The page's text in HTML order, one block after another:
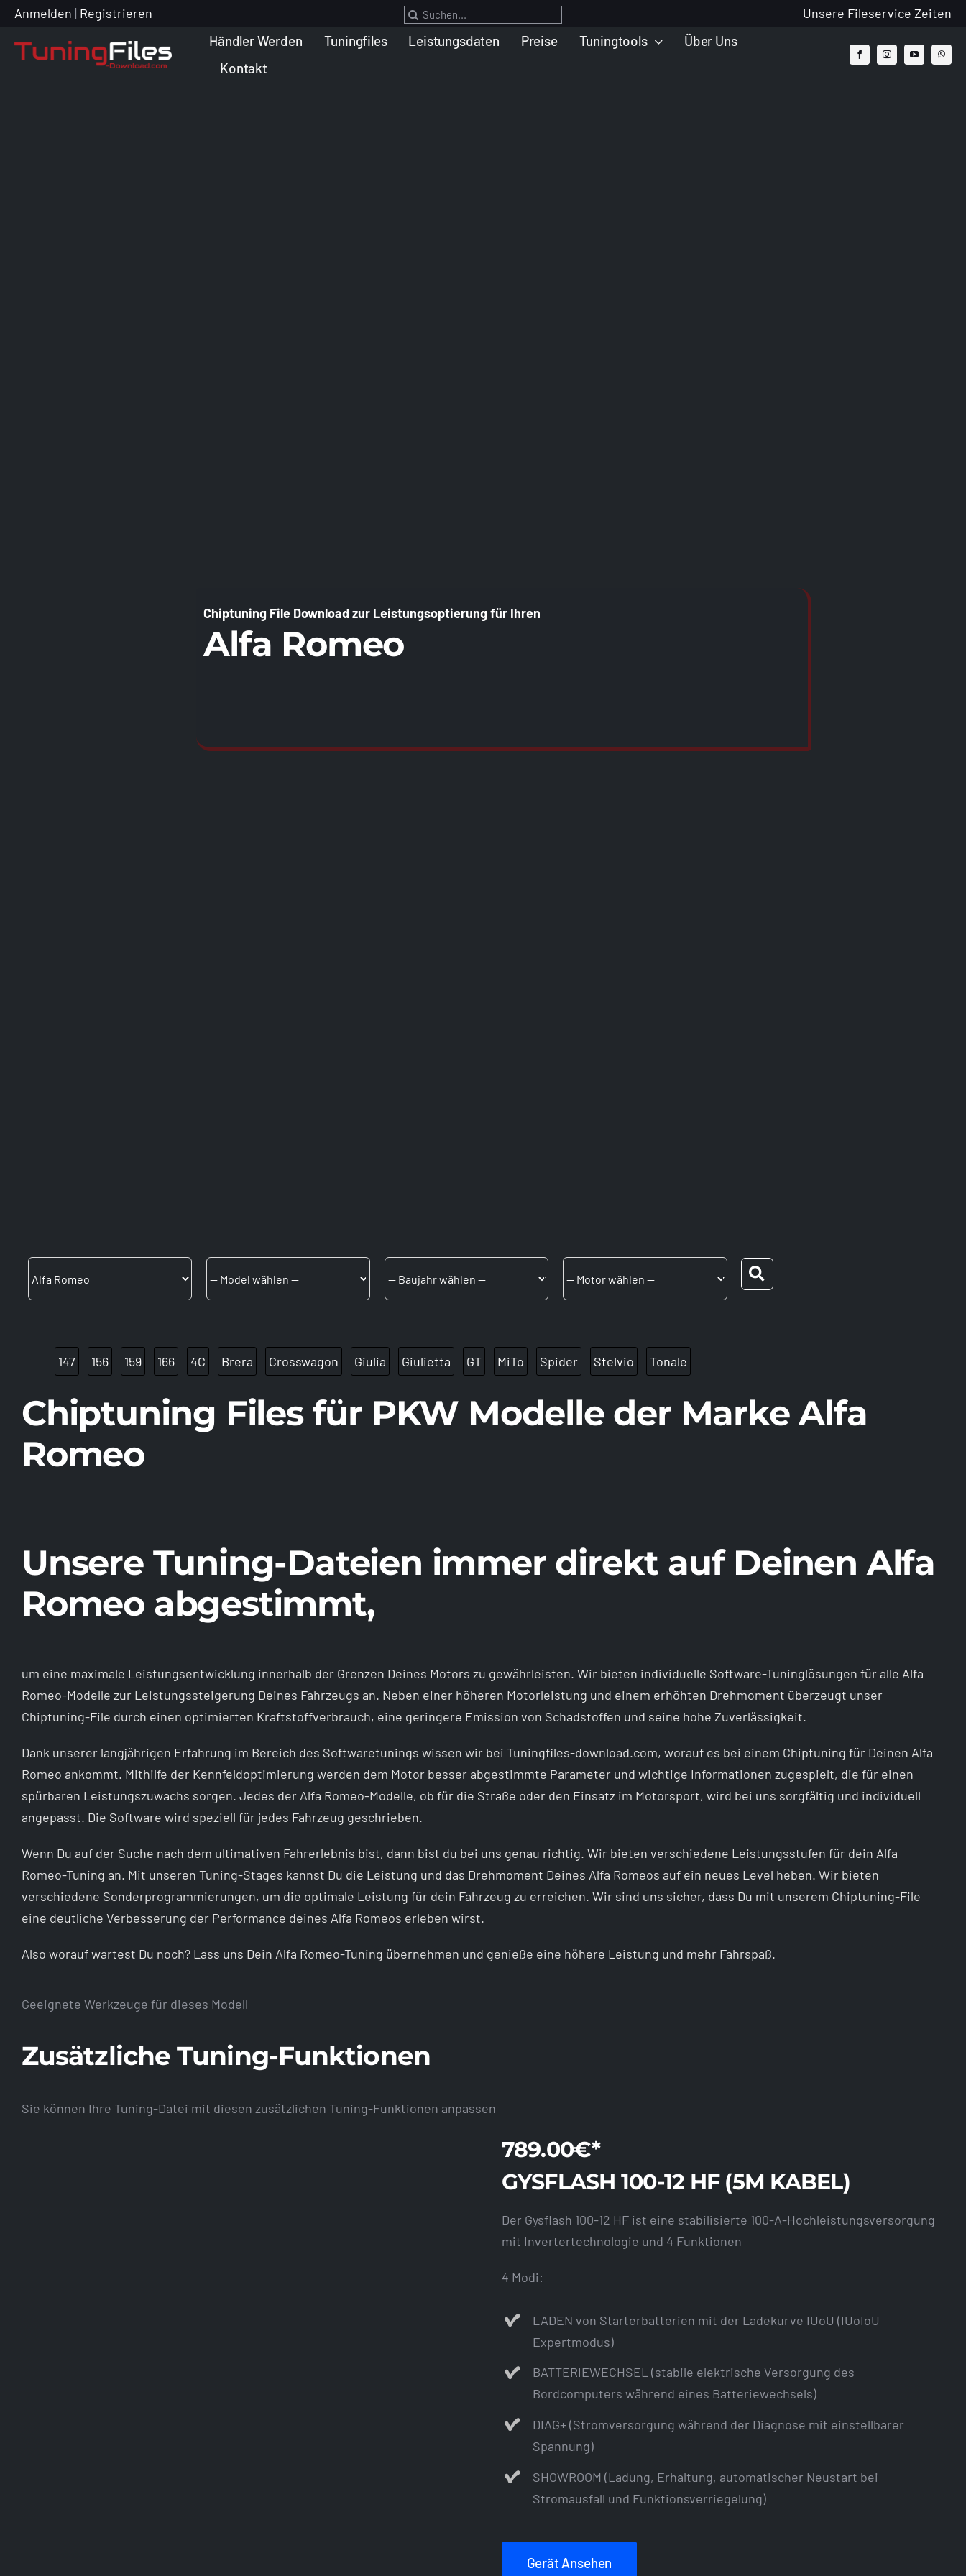
Zum
springen
Anmelden | Registrieren
Suche
nach:
Unsere Fileservice Zeiten
Händler Werden Tuningfiles Leistungsdaten Preise Tuningtools
Über Uns
Kontakt
Chiptuning File Download zur Leistungsoptierung für Ihren
Alfa Romeo
147 156 159 166 4C Brera Crosswagon Giulia Giulietta GT MiTo Spider Stelvio Tonale
Chiptuning Files für PKW Modelle der Marke Alfa
Romeo
Unsere Tuning-Dateien immer direkt auf Deinen Alfa
Romeo abgestimmt,
um eine maximale Leistungsentwicklung innerhalb der Grenzen Deines Motors zu gewährleisten. Wir bieten individuelle Software-Tuninglösungen für alle Alfa
Romeo-Modelle zur Leistungssteigerung Deines Fahrzeugs an. Neben einer höheren Motorleistung und einem erhöhten Drehmoment überzeugt unser
Chiptuning-File durch einen optimierten Kraftstoffverbrauch, eine geringere Emission von Schadstoffen und seine hohe Zuverlässigkeit.
Dank unserer langjährigen Erfahrung im Bereich des Softwaretunings wissen wir bei Tuningfiles-download.com, worauf es bei einem Chiptuning für Deinen Alfa
Romeo ankommt. Mithilfe der Kennfeldoptimierung werden dem Motor besser abgestimmte Parameter und wichtige Informationen zugespielt, die für einen
spürbaren Leistungszuwachs sorgen. Jedes der Alfa Romeo-Modelle, ob für die Straße oder den Einsatz im Motorsport, wird bei uns sorgfältig und individuell
angepasst. Die Software wird speziell für jedes Fahrzeug geschrieben.
Wenn Du auf der Suche nach dem ultimativen Fahrerlebnis bist, dann bist du bei uns genau richtig. Wir bieten verschiedene Leistungsstufen für dein Alfa
Romeo-Tuning an. Mit unseren Tuning-Stages kannst Du die Leistung und das Drehmoment Deines Alfa Romeos auf ein neues Level heben. Wir bieten
verschiedene Sonderprogrammierungen, um die optimale Leistung für dein Fahrzeug zu erreichen. Wir sind uns sicher, dass Du mit unserem Chiptuning-File
eine deutliche Verbesserung der Performance deines Alfa Romeos erleben wirst.
Also worauf wartest Du noch? Lass uns Dein Alfa Romeo-Tuning übernehmen und genieße eine höhere Leistung und mehr Fahrspaß.
Geeignete Werkzeuge für dieses Modell
Zusätzliche Tuning-Funktionen
Sie können Ihre Tuning-Datei mit diesen zusätzlichen Tuning-Funktionen anpassen
789.00€*
GYSFLASH 100-12 HF (5M KABEL)
Der Gysflash 100-12 HF ist eine stabilisierte 100-A-Hochleistungsversorgung
mit Invertertechnologie und 4 Funktionen
4 Modi:
LADEN von Starterbatterien mit der Ladekurve IUoU (IUoIoU
Expertmodus)
BATTERIEWECHSEL (stabile elektrische Versorgung des
Bordcomputers während eines Batteriewechsels)
DIAG+ (Stromversorgung während der Diagnose mit einstellbarer
Spannung)
SHOWROOM (Ladung, Erhaltung, automatischer Neustart bei
Stromausfall und Funktionsverriegelung)
Gerät Ansehen